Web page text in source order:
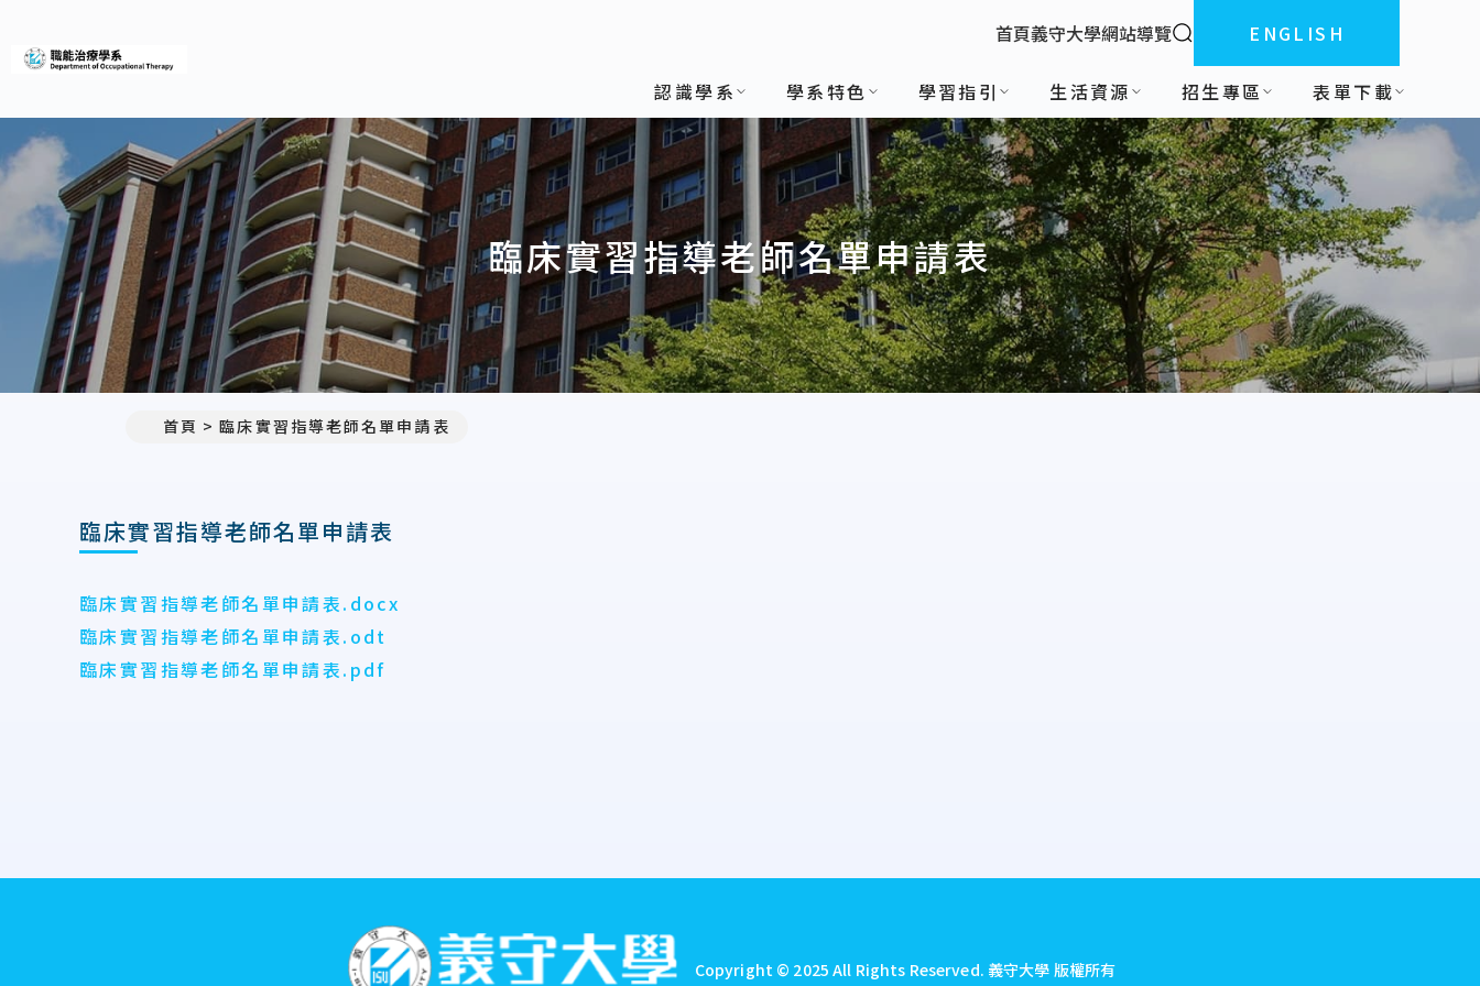
:::
首頁義守大學網站導覽 全站搜索ENGLISH
認識學系 學系特色 學習指引 生活資源 招生專區 表單下載
臨床實習指導老師名單申請表
首頁 臨床實習指導老師名單申請表
臨床實習指導老師名單申請表
臨床實習指導老師名單申請表.docx
臨床實習指導老師名單申請表.odt
臨床實習指導老師名單申請表.pdf
Copyright © 2025 All Rights Reserved. 義守大學 版權所有